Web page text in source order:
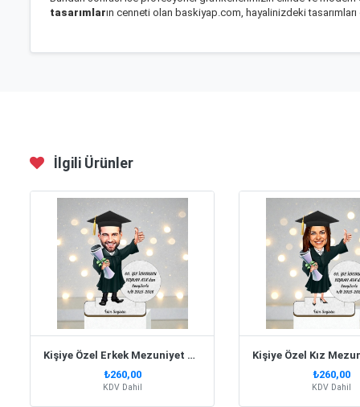
tasarımların cenneti olan baskiyap.com, hayalinizdeki
İlgili Ürünler
Kişiye Özel Erkek Mezuniyet Karikatürlü Biblo- Model 1
₺260,00
KDV Dahil
₺260,00
KDV Dahil